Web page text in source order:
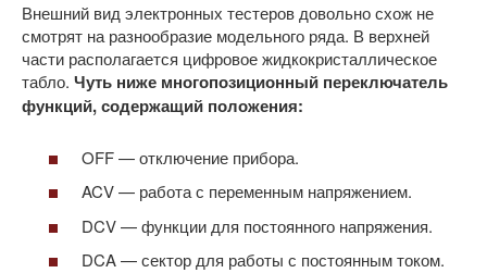
Внешний вид электронных тестеров довольно схож не
смотрят на разнообразие модельного ряда. В верхней
части располагается цифровое жидкокристаллическое
табло. Чуть ниже многопозиционный переключатель
функций, содержащий положения:
OFF — отключение прибора.
ACV — работа с переменным напряжением.
DCV — функции для постоянного напряжения.
DCA — сектор для работы с постоянным током.